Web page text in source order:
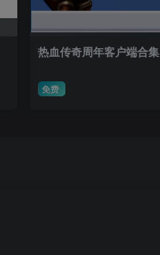
热血传奇周年客户端合集
免费